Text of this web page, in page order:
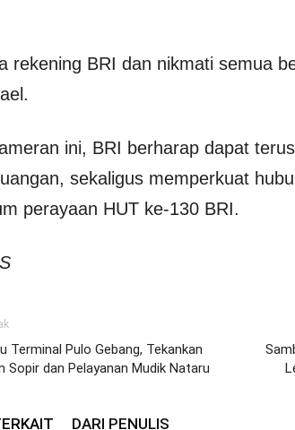
rekening BRI dan nikmati semua
ini, BRI berharap dapat
sekaligus memperkuat
perayaan HUT ke-130 BRI.
Terminal Pulo Gebang, Tekankan
Sopir dan Pelayanan Mudik Nataru
DARI PENULIS